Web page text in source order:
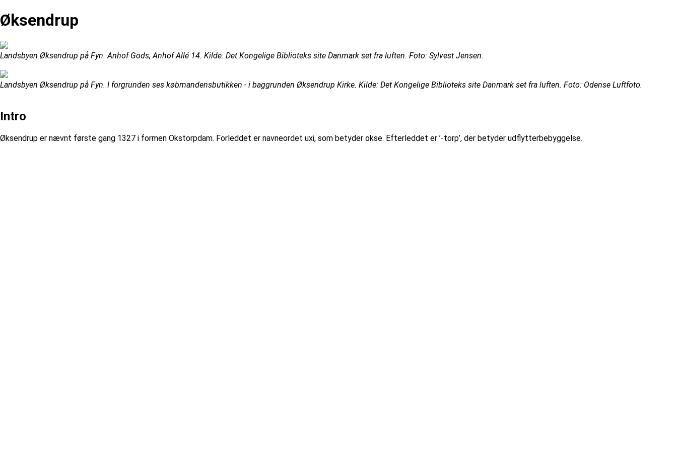
Øksendrup
Landsbyen Øksendrup på Fyn. Anhof Gods, Anhof Allé 14. Kilde: Det Kongelige Biblioteks site Danmark set fra luften. Foto: Sylvest Jensen.
Landsbyen Øksendrup på Fyn. I forgrunden ses købmandensbutikken - i baggrunden Øksendrup Kirke. Kilde: Det Kongelige Biblioteks site Danmark set fra luften. Foto: Odense Luftfoto.
Intro
Øksendrup er nævnt første gang 1327 i formen Okstorpdam. Forleddet er navneordet uxi, som betyder okse. Efterleddet er ’-torp’, der betyder udflytterbebyggelse.